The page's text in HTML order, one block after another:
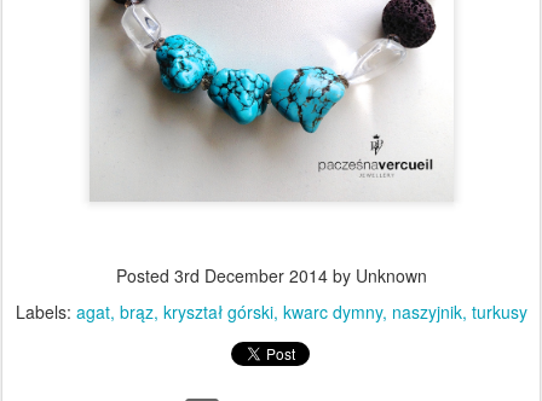
Posted 3rd December 2014by Unknown
Labels: agat brąz kryształ górski kwarc dymny naszyjnik turkusy